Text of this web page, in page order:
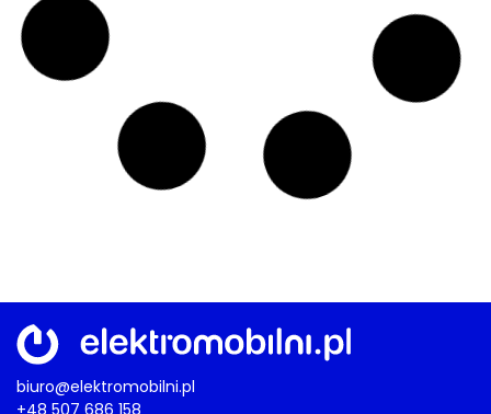
AKTUALNOŚCI,
EV przyspieszają na Wyspach
Brytyjski rynek: wzrost rejestracji
„elektryków” w lipcu o 49 procent. W
tle m.in. rosnące koszty paliw
AKTUALNOŚCI,BIZNES,EUROPA,OSOBOWE,RYNEK,TESLA
Elektromobilny rynek
Tesla sinusoidalna, czyli rekordy we
Francji i Danii i załamanie w Norwegii